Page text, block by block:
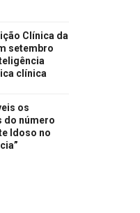
Clínica da
setembro
clínica
os
do número
Idoso no